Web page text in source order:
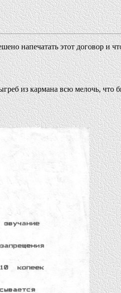
напечатать этот договор и
из кармана всю мелочь, что